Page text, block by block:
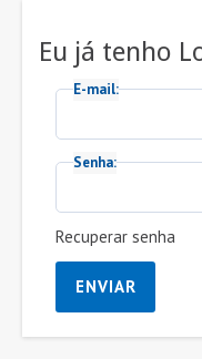
Eu já tenho
E-mail:
Senha:
Recuperar senha
ENVIAR